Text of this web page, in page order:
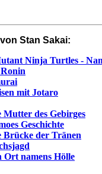
Stan Sakai:
Ninja Turtles -
mit Jotaro
Mutter des Gebirges
Geschichte
Brücke der Tränen
Ort namens Hölle